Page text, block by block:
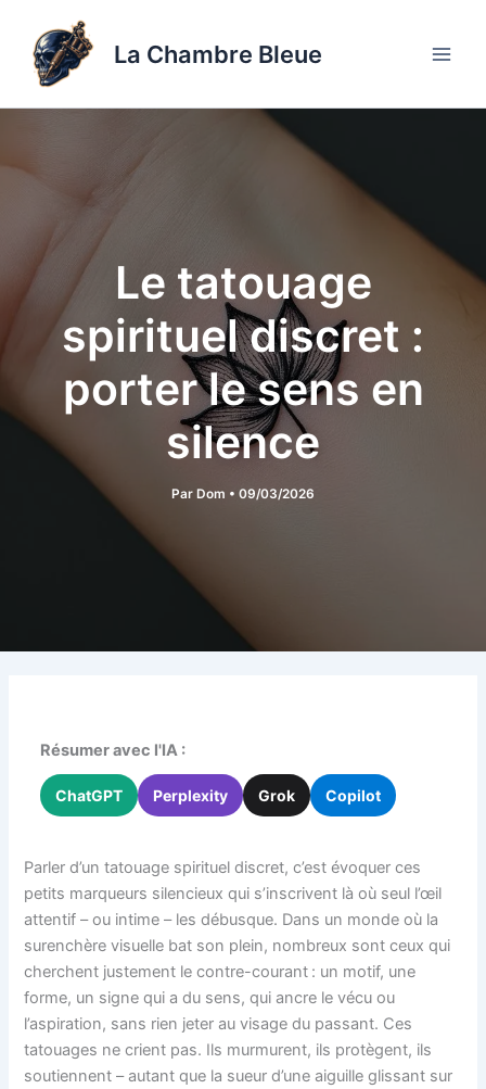
contenu
La Chambre Bleue
Le tatouage
spirituel discret :
porter le sens en
silence
Par Dom • 09/03/2026
Résumer avec l'IA :
ChatGPT Perplexity Grok Copilot
Parler d’un tatouage spirituel discret, c’est évoquer ces
petits marqueurs silencieux qui s’inscrivent là où seul l’œil
attentif – ou intime – les débusque. Dans un monde où la
surenchère visuelle bat son plein, nombreux sont ceux qui
cherchent justement le contre-courant : un motif, une
forme, un signe qui a du sens, qui ancre le vécu ou
l’aspiration, sans rien jeter au visage du passant. Ces
tatouages ne crient pas. Ils murmurent, ils protègent, ils
soutiennent – autant que la sueur d’une aiguille glissant sur